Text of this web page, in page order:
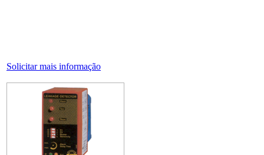
Solicitar mais informação